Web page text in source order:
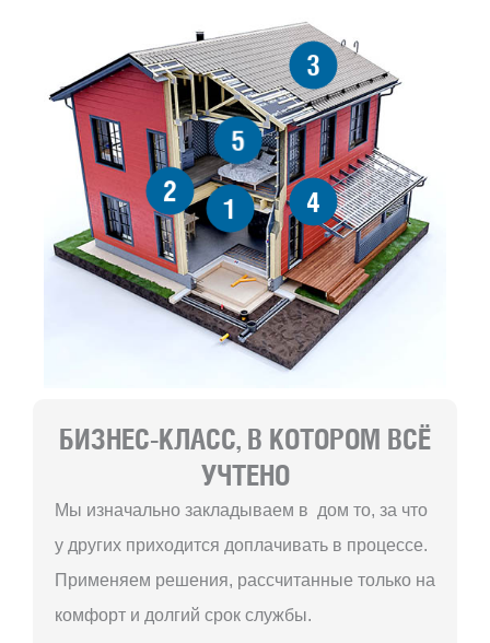
1
2
3
4
5
БИЗНЕС-КЛАСС, В КОТОРОМ ВСЁ
УЧТЕНО
Мы изначально закладываем в дом то, за что
у других приходится доплачивать в процессе.
Применяем решения, рассчитанные только на
комфорт и долгий срок службы.